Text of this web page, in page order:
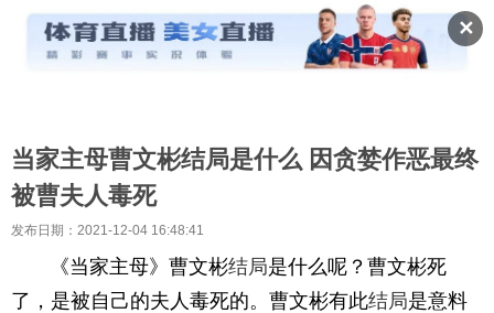
✕
当家主母曹文彬结局是什么 因贪婪作恶最终
被曹夫人毒死
发布日期：2021-12-04 16:48:41
《当家主母》曹文彬结局是什么呢？曹文彬死
了，是被自己的夫人毒死的。曹文彬有此结局是意料